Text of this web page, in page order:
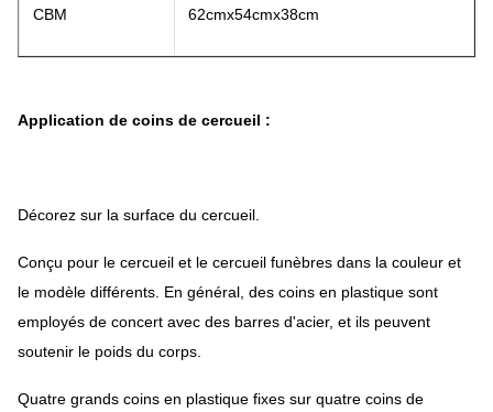
CBM 62cmx54cmx38cm
Application de coins de cercueil :
Décorez sur la surface du cercueil.
Conçu pour le cercueil et le cercueil funèbres dans la couleur et
le modèle différents. En général, des coins en plastique sont
employés de concert avec des barres d'acier, et ils peuvent
soutenir le poids du corps.
Quatre grands coins en plastique fixes sur quatre coins de